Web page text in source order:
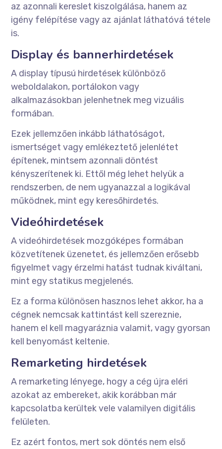
az azonnali kereslet kiszolgálása, hanem az
igény felépítése vagy az ajánlat láthatóvá tétele
is.
Display és bannerhirdetések
A display típusú hirdetések különböző
weboldalakon, portálokon vagy
alkalmazásokban jelenhetnek meg vizuális
formában.
Ezek jellemzően inkább láthatóságot,
ismertséget vagy emlékeztető jelenlétet
építenek, mintsem azonnali döntést
kényszerítenek ki. Ettől még lehet helyük a
rendszerben, de nem ugyanazzal a logikával
működnek, mint egy keresőhirdetés.
Videóhirdetések
A videóhirdetések mozgóképes formában
közvetítenek üzenetet, és jellemzően erősebb
figyelmet vagy érzelmi hatást tudnak kiváltani,
mint egy statikus megjelenés.
Ez a forma különösen hasznos lehet akkor, ha a
cégnek nemcsak kattintást kell szereznie,
hanem el kell magyaráznia valamit, vagy gyorsan
kell benyomást keltenie.
Remarketing hirdetések
A remarketing lényege, hogy a cég újra eléri
azokat az embereket, akik korábban már
kapcsolatba kerültek vele valamilyen digitális
felületen.
Ez azért fontos, mert sok döntés nem első